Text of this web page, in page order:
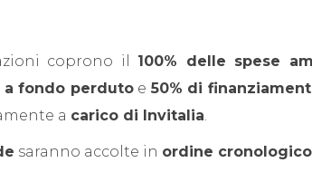
coprono il 100% delle spese
fondo perdutoe 50% di
a carico di Invitalia.
saranno accolte in ordine cronologico